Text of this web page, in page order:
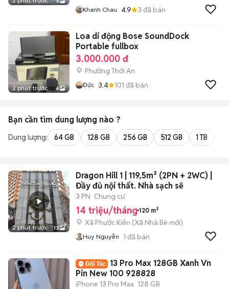
Khanh Chau 4.9 3 đã bán
2 phút trước 6
Loa di động Bose SoundDock
Portable fullbox
3.000.000 đ
Phường Thới An
Đức 3.4 101 đã bán
Bạn cần tìm dung lượng nào ?
Dung lượng: 64 GB 128 GB 256 GB 512 GB 1 TB
2 phút trước 12
Dragon Hill 1 | 119,5m² (2PN + 2WC) |
Đầy đủ nội thất. Nhà sạch sẽ
3 PN Chung cư
14 triệu/tháng 120 m²
Xã Phước Kiển (Xã Nhà Bè mới)
Huy Nguyễn 1 đã bán
13 Pro Max 128GB Xanh Vn
Pin New 100 928828
iPhone 13 Pro Max 128 GB